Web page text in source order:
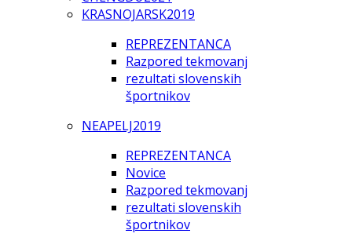
KRASNOJARSK2019
REPREZENTANCA
Razpored tekmovanj
rezultati slovenskih
športnikov
NEAPELJ2019
REPREZENTANCA
Novice
Razpored tekmovanj
rezultati slovenskih
športnikov